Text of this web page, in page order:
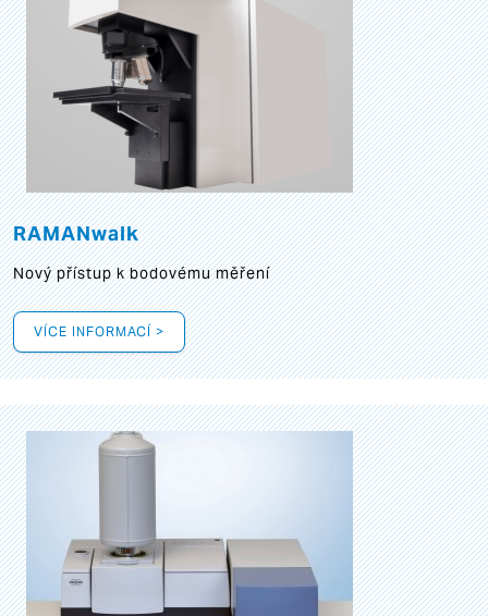
RAMANwalk
Nový přístup k bodovému měření
VÍCE INFORMACÍ >